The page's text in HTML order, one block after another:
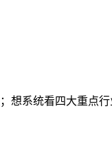
；想系统看四大重点